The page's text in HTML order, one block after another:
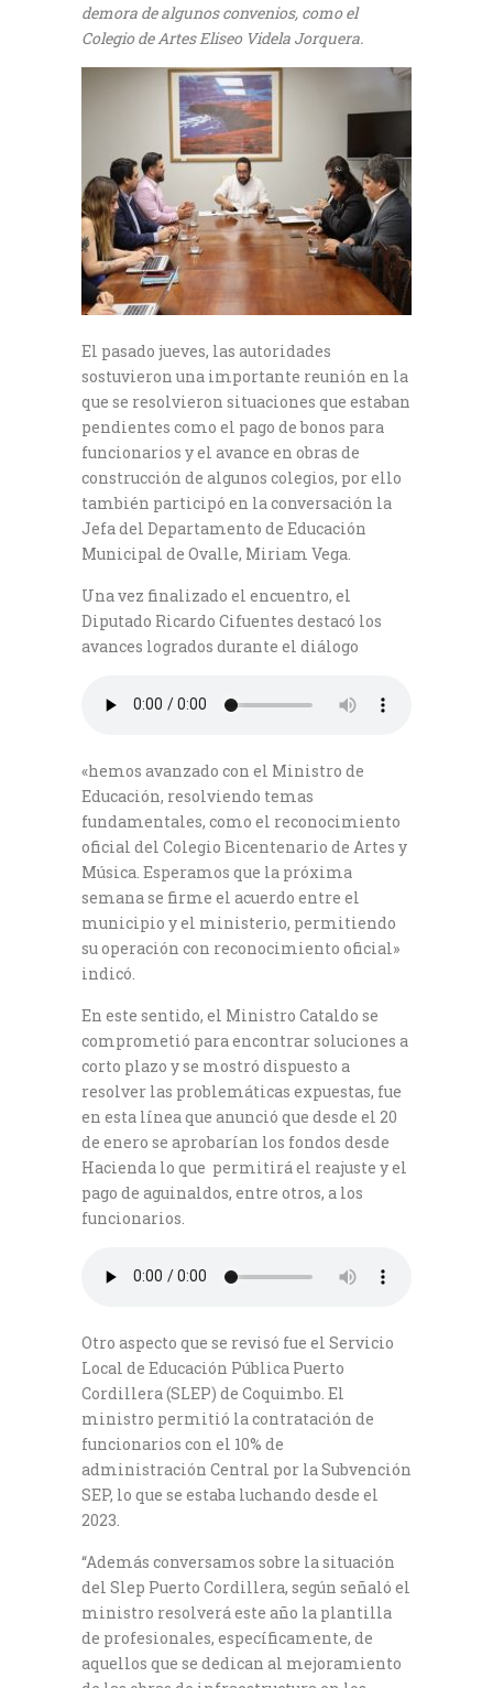
demora de algunos convenios, como el
Colegio de Artes Eliseo Videla Jorquera.
El pasado jueves, las autoridades
sostuvieron una importante reunión en la
que se resolvieron situaciones que estaban
pendientes como el pago de bonos para
funcionarios y el avance en obras de
construcción de algunos colegios, por ello
también participó en la conversación la
Jefa del Departamento de Educación
Municipal de Ovalle, Miriam Vega.
Una vez finalizado el encuentro, el
Diputado Ricardo Cifuentes destacó los
avances logrados durante el diálogo
«hemos avanzado con el Ministro de
Educación, resolviendo temas
fundamentales, como el reconocimiento
oficial del Colegio Bicentenario de Artes y
Música. Esperamos que la próxima
semana se firme el acuerdo entre el
municipio y el ministerio, permitiendo
su operación con reconocimiento oficial»
indicó.
En este sentido, el Ministro Cataldo se
comprometió para encontrar soluciones a
corto plazo y se mostró dispuesto a
resolver las problemáticas expuestas, fue
en esta línea que anunció que desde el 20
de enero se aprobarían los fondos desde
Hacienda lo que permitirá el reajuste y el
pago de aguinaldos, entre otros, a los
funcionarios.
Otro aspecto que se revisó fue el Servicio
Local de Educación Pública Puerto
Cordillera (SLEP) de Coquimbo. El
ministro permitió la contratación de
funcionarios con el 10% de
administración Central por la Subvención
SEP, lo que se estaba luchando desde el
2023.
“Además conversamos sobre la situación
del Slep Puerto Cordillera, según señaló el
ministro resolverá este año la plantilla
de profesionales, específicamente, de
aquellos que se dedican al mejoramiento